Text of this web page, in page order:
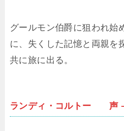
グールモン伯爵に狙われ始
に、失くした記憶と両親を
共に旅に出る。
ランディ・コルトー 声